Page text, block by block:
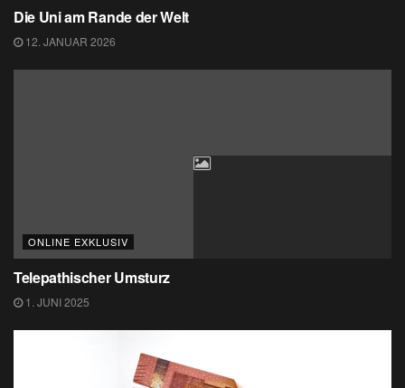
Die Uni am Rande der Welt
12. JANUAR 2026
ONLINE EXKLUSIV
Telepathischer Umsturz
1. JUNI 2025